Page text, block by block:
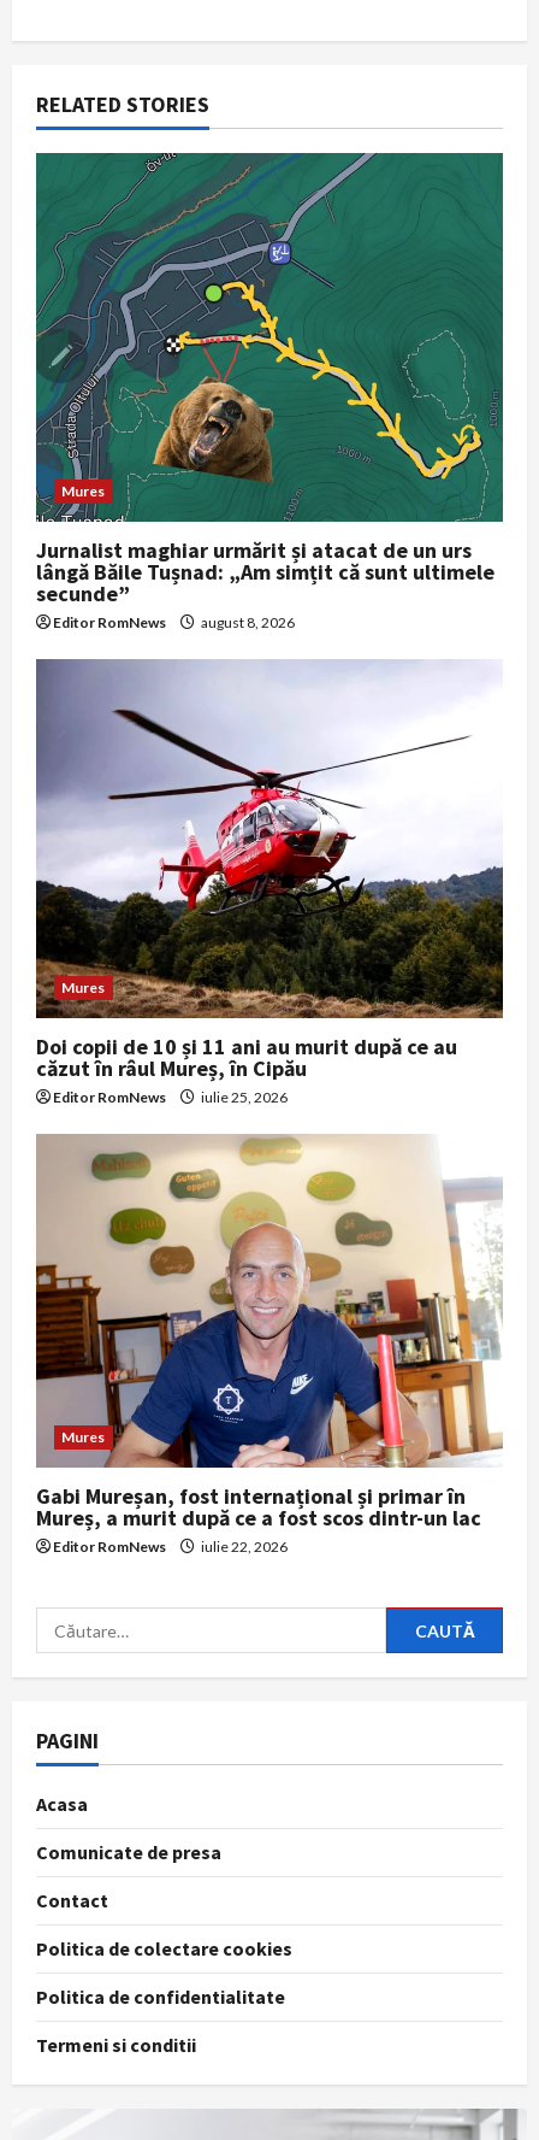
v
i
g
a
i
o
n
RELATED STORIES
Mures
Jurnalist maghiar urmărit și atacat de un urs
lângă Băile Tușnad: „Am simțit că sunt ultimele
secunde”
Editor RomNews august 8, 2026
Mures
Doi copii de 10 și 11 ani au murit după ce au
căzut în râul Mureș, în Cipău
Editor RomNews iulie 25, 2026
Mures
Gabi Mureșan, fost internațional și primar în
Mureș, a murit după ce a fost scos dintr-un lac
Editor RomNews iulie 22, 2026
Caută
după:
PAGINI
Acasa
Comunicate de presa
Contact
Politica de colectare cookies
Politica de confidentialitate
Termeni si conditii